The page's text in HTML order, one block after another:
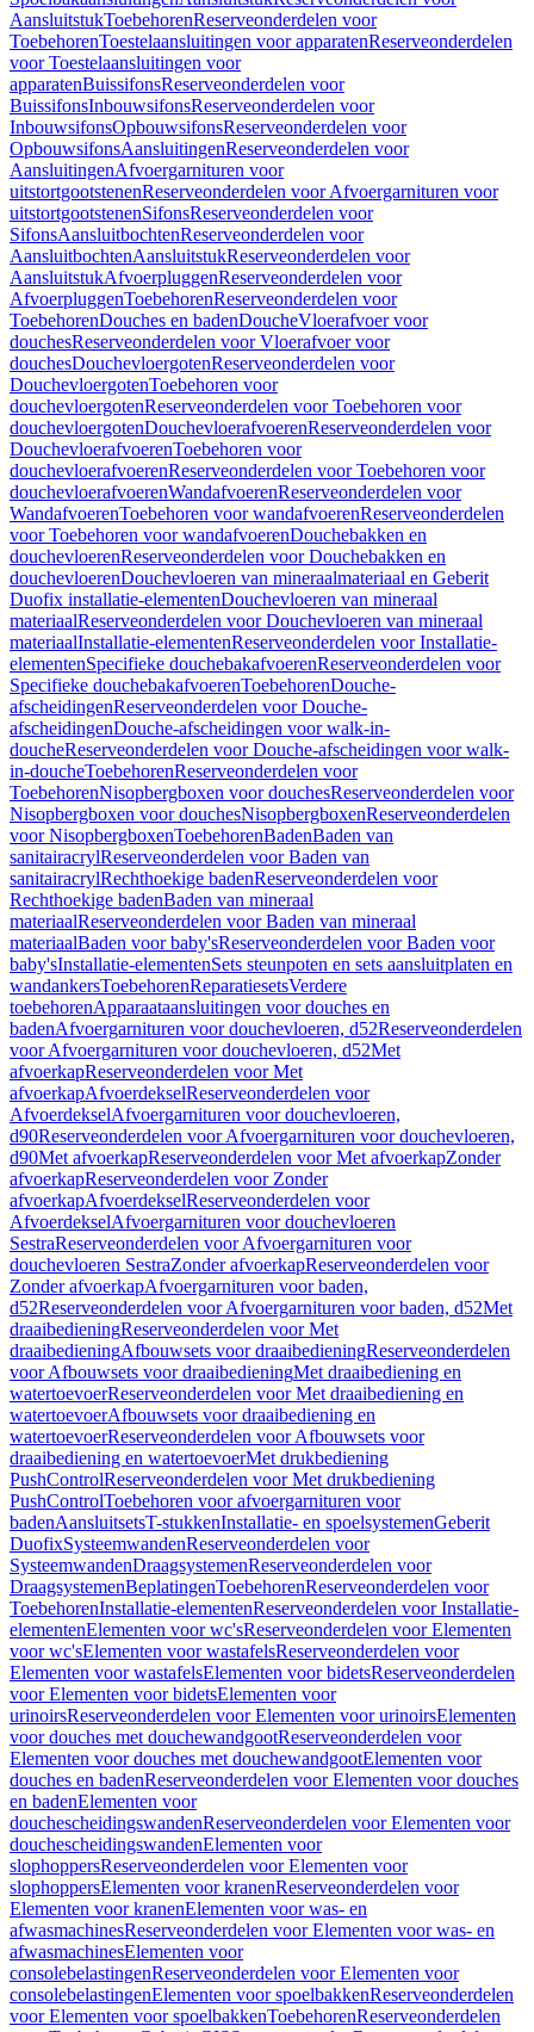
AansluitstukToebehorenReserveonderdelen voor
ToebehorenToestelaansluitingen voor apparatenReserveonderdelen
voor Toestelaansluitingen voor
apparatenBuissifonsReserveonderdelen voor
BuissifonsInbouwsifonsReserveonderdelen voor
InbouwsifonsOpbouwsifonsReserveonderdelen voor
OpbouwsifonsAansluitingenReserveonderdelen voor
AansluitingenAfvoergarnituren voor
uitstortgootstenenReserveonderdelen voor Afvoergarnituren voor
uitstortgootstenenSifonsReserveonderdelen voor
SifonsAansluitbochtenReserveonderdelen voor
AansluitbochtenAansluitstukReserveonderdelen voor
AansluitstukAfvoerpluggenReserveonderdelen voor
AfvoerpluggenToebehorenReserveonderdelen voor
ToebehorenDouches en badenDoucheVloerafvoer voor
douchesReserveonderdelen voor Vloerafvoer voor
douchesDouchevloergotenReserveonderdelen voor
DouchevloergotenToebehoren voor
douchevloergotenReserveonderdelen voor Toebehoren voor
douchevloergotenDouchevloerafvoerenReserveonderdelen voor
DouchevloerafvoerenToebehoren voor
douchevloerafvoerenReserveonderdelen voor Toebehoren voor
douchevloerafvoerenWandafvoerenReserveonderdelen voor
WandafvoerenToebehoren voor wandafvoerenReserveonderdelen
voor Toebehoren voor wandafvoerenDouchebakken en
douchevloerenReserveonderdelen voor Douchebakken en
douchevloerenDouchevloeren van mineraalmateriaal en Geberit
Duofix installatie-elementenDouchevloeren van mineraal
materiaalReserveonderdelen voor Douchevloeren van mineraal
materiaalInstallatie-elementenReserveonderdelen voor Installatie-
elementenSpecifieke douchebakafvoerenReserveonderdelen voor
Specifieke douchebakafvoerenToebehorenDouche-
afscheidingenReserveonderdelen voor Douche-
afscheidingenDouche-afscheidingen voor walk-in-
doucheReserveonderdelen voor Douche-afscheidingen voor walk-
in-doucheToebehorenReserveonderdelen voor
ToebehorenNisopbergboxen voor douchesReserveonderdelen voor
Nisopbergboxen voor douchesNisopbergboxenReserveonderdelen
voor NisopbergboxenToebehorenBadenBaden van
sanitairacrylReserveonderdelen voor Baden van
sanitairacrylRechthoekige badenReserveonderdelen voor
Rechthoekige badenBaden van mineraal
materiaalReserveonderdelen voor Baden van mineraal
materiaalBaden voor baby'sReserveonderdelen voor Baden voor
baby'sInstallatie-elementenSets steunpoten en sets aansluitplaten en
wandankersToebehorenReparatiesetsVerdere
toebehorenApparaataansluitingen voor douches en
badenAfvoergarnituren voor douchevloeren, d52Reserveonderdelen
voor Afvoergarnituren voor douchevloeren, d52Met
afvoerkapReserveonderdelen voor Met
afvoerkapAfvoerdekselReserveonderdelen voor
AfvoerdekselAfvoergarnituren voor douchevloeren,
d90Reserveonderdelen voor Afvoergarnituren voor douchevloeren,
d90Met afvoerkapReserveonderdelen voor Met afvoerkapZonder
afvoerkapReserveonderdelen voor Zonder
afvoerkapAfvoerdekselReserveonderdelen voor
AfvoerdekselAfvoergarnituren voor douchevloeren
SestraReserveonderdelen voor Afvoergarnituren voor
douchevloeren SestraZonder afvoerkapReserveonderdelen voor
Zonder afvoerkapAfvoergarnituren voor baden,
d52Reserveonderdelen voor Afvoergarnituren voor baden, d52Met
draaibedieningReserveonderdelen voor Met
draaibedieningAfbouwsets voor draaibedieningReserveonderdelen
voor Afbouwsets voor draaibedieningMet draaibediening en
watertoevoerReserveonderdelen voor Met draaibediening en
watertoevoerAfbouwsets voor draaibediening en
watertoevoerReserveonderdelen voor Afbouwsets voor
draaibediening en watertoevoerMet drukbediening
PushControlReserveonderdelen voor Met drukbediening
PushControlToebehoren voor afvoergarnituren voor
badenAansluitsetsT-stukkenInstallatie- en spoelsystemenGeberit
DuofixSysteemwandenReserveonderdelen voor
SysteemwandenDraagsystemenReserveonderdelen voor
DraagsystemenBeplatingenToebehorenReserveonderdelen voor
ToebehorenInstallatie-elementenReserveonderdelen voor Installatie-
elementenElementen voor wc'sReserveonderdelen voor Elementen
voor wc'sElementen voor wastafelsReserveonderdelen voor
Elementen voor wastafelsElementen voor bidetsReserveonderdelen
voor Elementen voor bidetsElementen voor
urinoirsReserveonderdelen voor Elementen voor urinoirsElementen
voor douches met douchewandgootReserveonderdelen voor
Elementen voor douches met douchewandgootElementen voor
douches en badenReserveonderdelen voor Elementen voor douches
en badenElementen voor
douchescheidingswandenReserveonderdelen voor Elementen voor
douchescheidingswandenElementen voor
slophoppersReserveonderdelen voor Elementen voor
slophoppersElementen voor kranenReserveonderdelen voor
Elementen voor kranenElementen voor was- en
afwasmachinesReserveonderdelen voor Elementen voor was- en
afwasmachinesElementen voor
consolebelastingenReserveonderdelen voor Elementen voor
consolebelastingenElementen voor spoelbakkenReserveonderdelen
voor Elementen voor spoelbakkenToebehorenReserveonderdelen